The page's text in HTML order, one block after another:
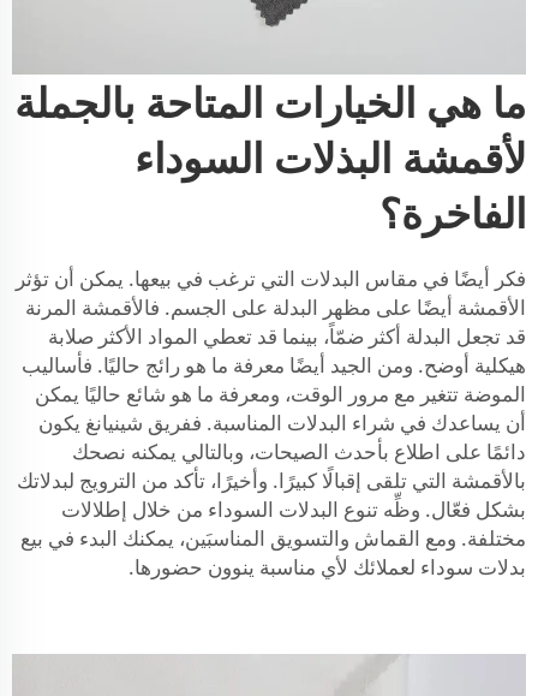
ما هي الخيارات المتاحة بالجملة
لأقمشة البذلات السوداء
الفاخرة؟
فكر أيضًا في مقاس البدلات التي ترغب في بيعها. يمكن أن تؤثر
الأقمشة أيضًا على مظهر البدلة على الجسم. فالأقمشة المرنة
قد تجعل البدلة أكثر ضمّاً، بينما قد تعطي المواد الأكثر صلابة
هيكلية أوضح. ومن الجيد أيضًا معرفة ما هو رائج حاليًا. فأساليب
الموضة تتغير مع مرور الوقت، ومعرفة ما هو شائع حاليًا يمكن
أن يساعدك في شراء البدلات المناسبة. ففريق شينيانغ يكون
دائمًا على اطلاع بأحدث الصيحات، وبالتالي يمكنه نصحك
بالأقمشة التي تلقى إقبالًا كبيرًا. وأخيرًا، تأكد من الترويج لبدلاتك
بشكل فعّال. وظِّه تنوع البدلات السوداء من خلال إطلالات
مختلفة. ومع القماش والتسويق المناسبَين، يمكنك البدء في بيع
بدلات سوداء لعملائك لأي مناسبة ينوون حضورها.